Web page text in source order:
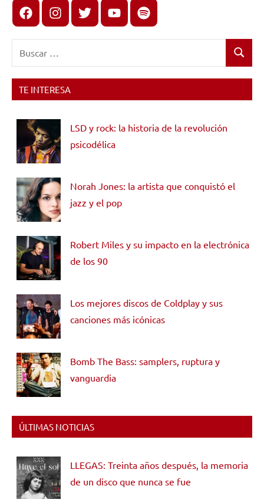
FacebookInstagram
X youtubespotify
Buscar
TE INTERESA
LSD y rock: la historia de la revolución
psicodélica
Norah Jones: la artista que conquistó el
jazz y el pop
Robert Miles y su impacto en la electrónica
de los 90
Los mejores discos de Coldplay y sus
canciones más icónicas
Bomb The Bass: samplers, ruptura y
vanguardia
ÚLTIMAS NOTICIAS
LLEGAS: Treinta años después, la memoria
de un disco que nunca se fue